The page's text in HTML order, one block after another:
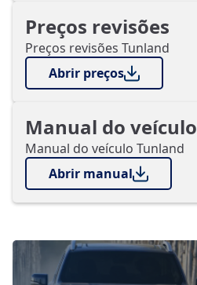
Preços revisões
Preços revisões Tunland
Abrir preços
Manual do veículo
Manual do veículo Tunland
Abrir manual